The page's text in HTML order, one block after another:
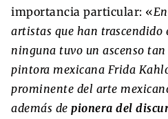
importancia particular: «
artistas que han
ninguna tuvo un ascenso
pintora mexicana Frida
prominente del arte
además de pionera del